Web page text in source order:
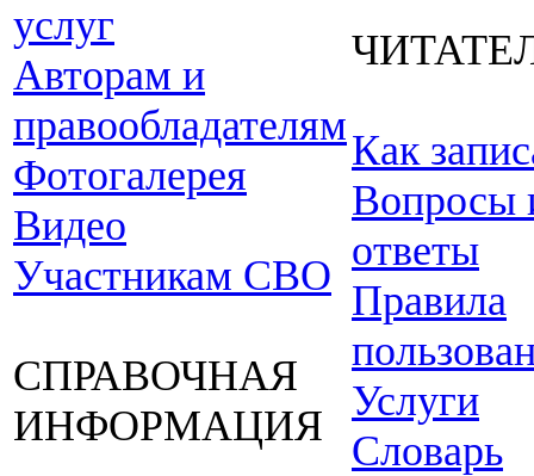
услуг
Авторам и
правообладателям
Фотогалерея
Видео
Участникам СВО
СПРАВОЧНАЯ
ИНФОРМАЦИЯ
Как
Вопросы
ответы
Правила
Услуги
Словарь